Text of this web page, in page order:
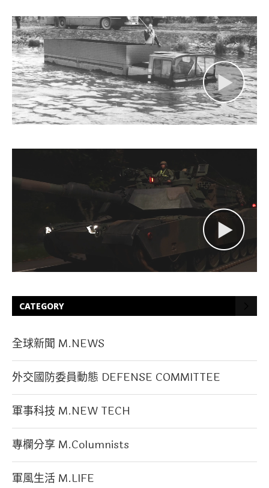
CATEGORY
全球新聞 M.NEWS
外交國防委員動態 DEFENSE COMMITTEE
軍事科技 M.NEW TECH
專欄分享 M.Columnists
軍風生活 M.LIFE